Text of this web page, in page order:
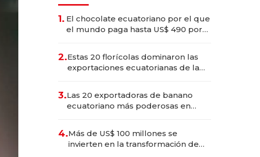
1. El chocolate ecuatoriano por el que
el mundo paga hasta US$ 490 por
2.Estas 20 florícolas dominaron las
exportaciones ecuatorianas de la
3.Las 20 exportadoras de banano
ecuatoriano más poderosas en
4.Más de US$ 100 millones se
invierten en la transformación de